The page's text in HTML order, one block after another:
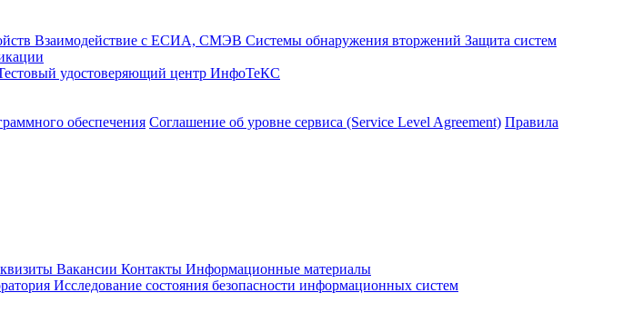
Взаимодействие с ЕСИА, СМЭВ Системы обнаружения вторжений Защита систем
удостоверяющий центр ИнфоТеКС
обеспечения Соглашение об уровне сервиса (Service Level Agreement) Правила
Вакансии Контакты Информационные материалы
Исследование состояния безопасности информационных систем